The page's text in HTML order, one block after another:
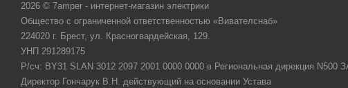
2026 © 7amper - интернет-магазин электрики
Общество с ограниченной ответственностью «Вивателснаб»
224020 г. Брест, ул. Красногвардейская, 129.
УНП 291289175
Р/сч: BY31 SLAN 3012 2097 2001 0000 0000 в Региональная дирекция
Директор Гончарук В.Н. действующий на основании Устава